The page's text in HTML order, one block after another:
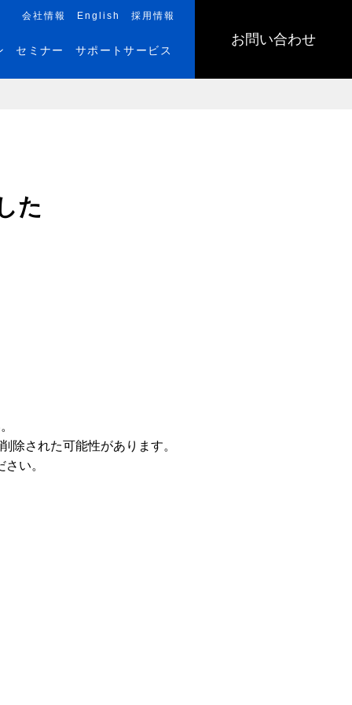
お問い合わせ
会社情報 English 採用情報
セミナー サポートサービス
た
除された可能性があります。
い。